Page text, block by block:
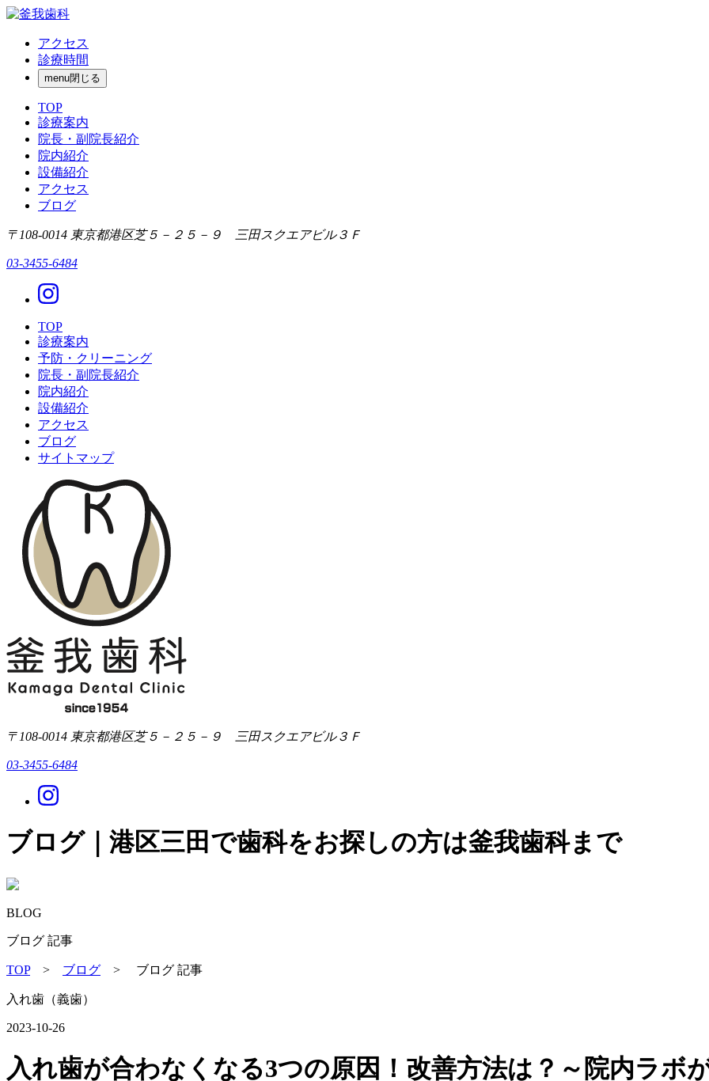
アクセス
診療時間
menu閉じる
TOP
診療案内
院長・副院長紹介
院内紹介
設備紹介
アクセス
ブログ
〒108-0014 東京都港区芝５－２５－９ 三田スクエアビル３Ｆ
03-3455-6484
TOP
診療案内
予防・クリーニング
院長・副院長紹介
院内紹介
設備紹介
アクセス
ブログ
サイトマップ
〒108-0014 東京都港区芝５－２５－９ 三田スクエアビル３Ｆ
03-3455-6484
ブログ｜港区三田で歯科をお探しの方は釜我歯科まで
BLOG
ブログ 記事
TOP> ブログ > ブログ 記事
入れ歯（義歯）
2023-10-26
入れ歯が合わなくなる3つの原因！改善方法は？～院内ラボ